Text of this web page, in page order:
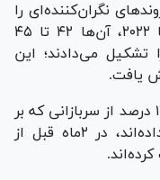
نگران‌کننده‌ای را
نشان می‌دهند؛ بین سال‌های ۲۰۱۷ تا ۲۰۲۲، آن‌ها ۴۲ تا ۴۵
تشکیل می‌دادند؛ این
علاوه بر این، در ۲ سال گذشته، فقط ۱۷ درصد از سربازانی که بر
اثر خودکشی جان خود را از دست داده‌اند، در ۲ماه قبل از